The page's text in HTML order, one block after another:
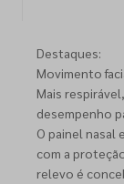
Destaques:
Movimento
Mais
desempenho
O painel nasal
com a
relevo é